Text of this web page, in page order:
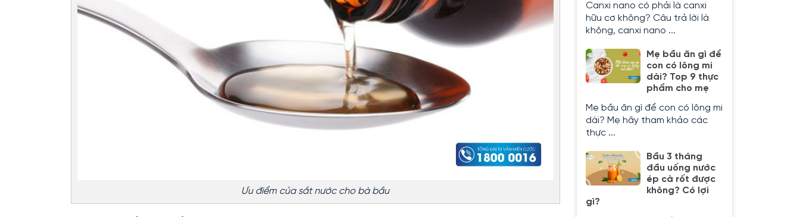
Ưu điểm của sắt nước cho bà bầu
Canxi nano có phải là canxi
hữu cơ không? Câu trả lời là
không, canxi nano ...
Mẹ bầu ăn gì để
con có lông mi
dài? Top 9 thực
phẩm cho mẹ
Mẹ bầu ăn gì để con có lông mi
dài? Mẹ hãy tham khảo các
thực ...
Bầu 3 tháng
đầu uống nước
ép cà rốt được
không? Có lợi
gì?